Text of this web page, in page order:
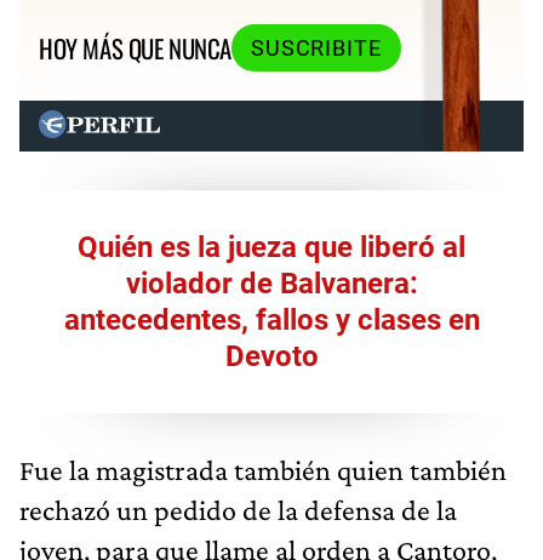
HOY MÁS QUE NUNCA
SUSCRIBITE
Quién es la jueza que liberó al
violador de Balvanera:
antecedentes, fallos y clases en
Devoto
Fue la magistrada también quien también
rechazó un pedido de la defensa de la
joven, para que llame al orden a Cantoro,